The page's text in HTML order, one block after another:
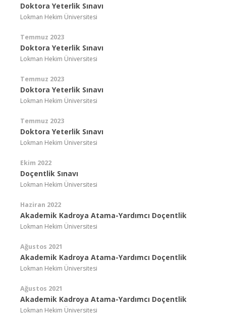
Doktora Yeterlik Sınavı
Lokman Hekim Üniversitesi
Temmuz 2023
Doktora Yeterlik Sınavı
Lokman Hekim Üniversitesi
Temmuz 2023
Doktora Yeterlik Sınavı
Lokman Hekim Üniversitesi
Temmuz 2023
Doktora Yeterlik Sınavı
Lokman Hekim Üniversitesi
Ekim 2022
Doçentlik Sınavı
Lokman Hekim Üniversitesi
Haziran 2022
Akademik Kadroya Atama-Yardımcı Doçentlik
Lokman Hekim Üniversitesi
Ağustos 2021
Akademik Kadroya Atama-Yardımcı Doçentlik
Lokman Hekim Üniversitesi
Ağustos 2021
Akademik Kadroya Atama-Yardımcı Doçentlik
Lokman Hekim Üniversitesi